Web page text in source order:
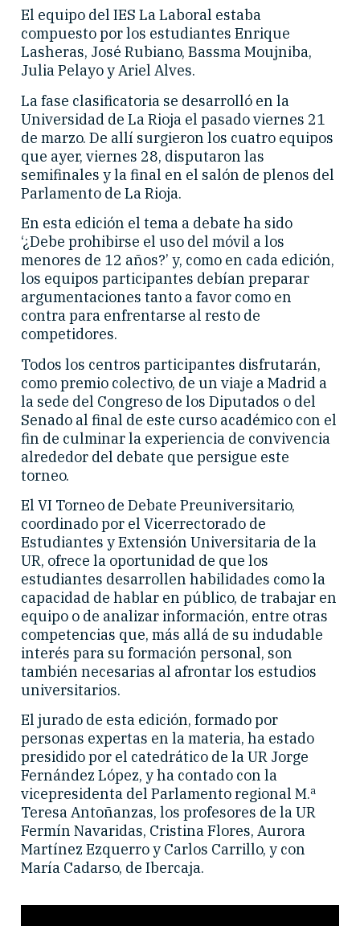
El equipo del IES La Laboral estaba
compuesto por los estudiantes Enrique
Lasheras, José Rubiano, Bassma Moujniba,
Julia Pelayo y Ariel Alves.
La fase clasificatoria se desarrolló en la
Universidad de La Rioja el pasado viernes 21
de marzo. De allí surgieron los cuatro equipos
que ayer, viernes 28, disputaron las
semifinales y la final en el salón de plenos del
Parlamento de La Rioja.
En esta edición el tema a debate ha sido
‘¿Debe prohibirse el uso del móvil a los
menores de 12 años?’ y, como en cada edición,
los equipos participantes debían preparar
argumentaciones tanto a favor como en
contra para enfrentarse al resto de
competidores.
Todos los centros participantes disfrutarán,
como premio colectivo, de un viaje a Madrid a
la sede del Congreso de los Diputados o del
Senado al final de este curso académico con el
fin de culminar la experiencia de convivencia
alrededor del debate que persigue este
torneo.
El VI Torneo de Debate Preuniversitario,
coordinado por el Vicerrectorado de
Estudiantes y Extensión Universitaria de la
UR, ofrece la oportunidad de que los
estudiantes desarrollen habilidades como la
capacidad de hablar en público, de trabajar en
equipo o de analizar información, entre otras
competencias que, más allá de su indudable
interés para su formación personal, son
también necesarias al afrontar los estudios
universitarios.
El jurado de esta edición, formado por
personas expertas en la materia, ha estado
presidido por el catedrático de la UR Jorge
Fernández López, y ha contado con la
vicepresidenta del Parlamento regional M.ª
Teresa Antoñanzas, los profesores de la UR
Fermín Navaridas, Cristina Flores, Aurora
Martínez Ezquerro y Carlos Carrillo, y con
María Cadarso, de Ibercaja.